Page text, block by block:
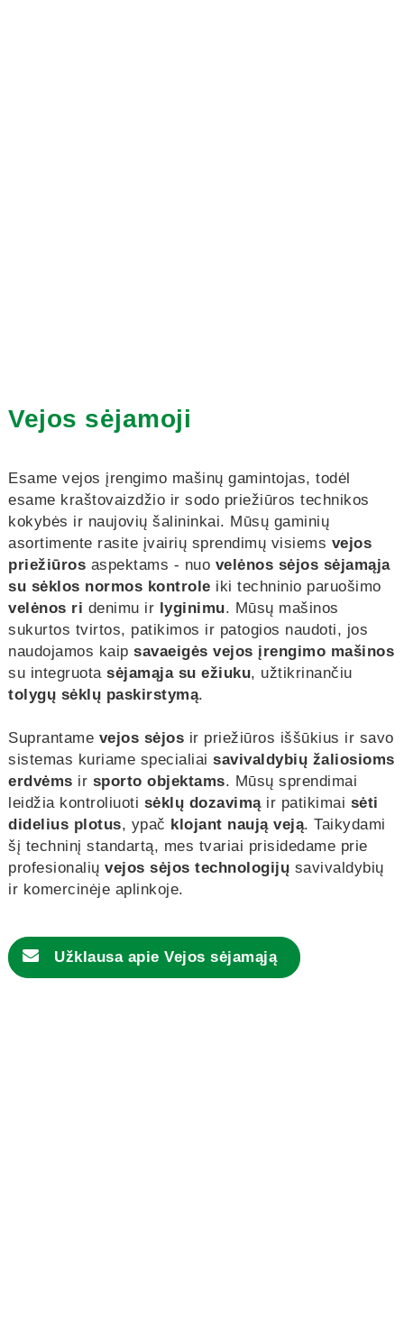
Vejos sėjamoji
Esame vejos įrengimo mašinų gamintojas, todėl
esame kraštovaizdžio ir sodo priežiūros technikos
kokybės ir naujovių šalininkai. Mūsų gaminių
asortimente rasite įvairių sprendimų visiems vejos
priežiūros aspektams - nuo velėnos sėjos sėjamąja
su sėklos normos kontrole iki techninio paruošimo
velėnos ri denimu ir lyginimu. Mūsų mašinos
sukurtos tvirtos, patikimos ir patogios naudoti, jos
naudojamos kaip savaeigės vejos įrengimo mašinos
su integruota sėjamąja su ežiuku, užtikrinančiu
tolygų sėklų paskirstymą.
Suprantame vejos sėjos ir priežiūros iššūkius ir savo
sistemas kuriame specialiai savivaldybių žaliosioms
erdvėms ir sporto objektams. Mūsų sprendimai
leidžia kontroliuoti sėklų dozavimąir patikimai sėti
didelius plotus, ypač klojant naują veją. Taikydami
šį techninį standartą, mes tvariai prisidedame prie
profesionalių vejos sėjos technologijų savivaldybių
ir komercinėje aplinkoje.
Užklausa apie Vejos sėjamąją